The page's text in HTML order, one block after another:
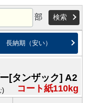
部 検索
長納期（安い）
[タンザック] A2
) コート紙110kg